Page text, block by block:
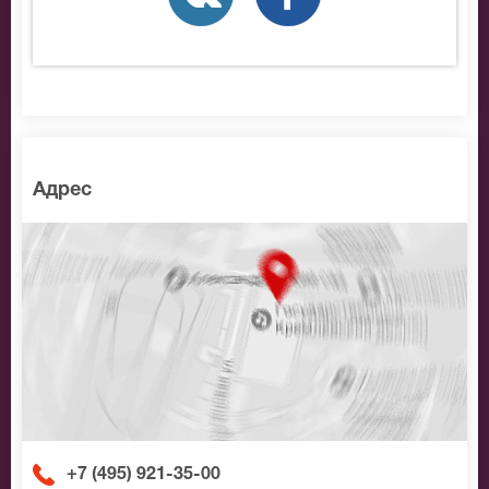
Адрес
+7 (495) 921-35-00